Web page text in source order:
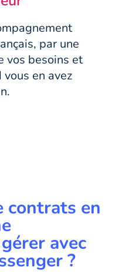
par une
vos besoins et
en avez
contrats en
avec
?